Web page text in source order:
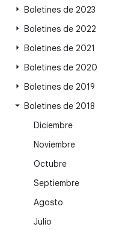
Boletines de 2023
Boletines de 2022
Boletines de 2021
Boletines de 2020
Boletines de 2019
Boletines de 2018
Diciembre
Noviembre
Octubre
Septiembre
Agosto
Julio